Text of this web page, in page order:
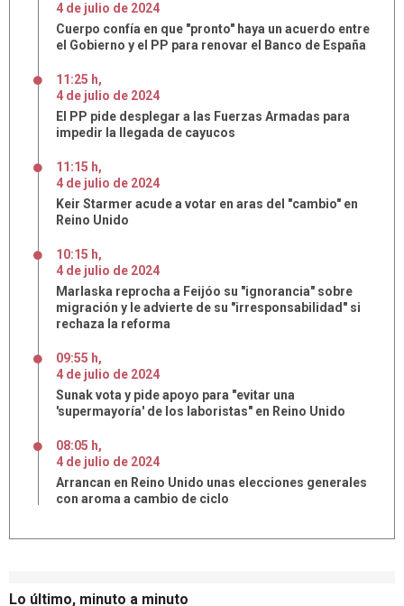
Lo último, minuto a minuto
4 de julio de 2024
Cuerpo confía en que "pronto" haya un acuerdo entre
el Gobierno y el PP para renovar el Banco de España
11:25 h,
4 de julio de 2024
El PP pide desplegar a las Fuerzas Armadas para
impedir la llegada de cayucos
11:15 h,
4 de julio de 2024
Keir Starmer acude a votar en aras del "cambio" en
Reino Unido
10:15 h,
4 de julio de 2024
Marlaska reprocha a Feijóo su "ignorancia" sobre
migración y le advierte de su "irresponsabilidad" si
rechaza la reforma
09:55 h,
4 de julio de 2024
Sunak vota y pide apoyo para "evitar una
'supermayoría' de los laboristas" en Reino Unido
08:05 h,
4 de julio de 2024
Arrancan en Reino Unido unas elecciones generales
con aroma a cambio de ciclo